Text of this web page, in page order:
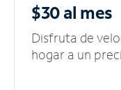
$30 al mes
Disfruta de
hogar a un